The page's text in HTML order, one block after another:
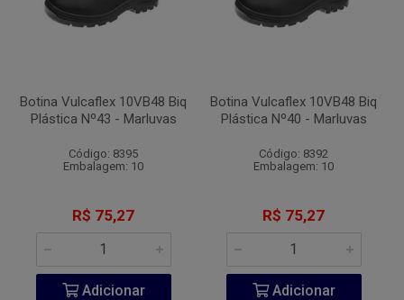
Botina Vulcaflex 10VB48 Biq
Plástica Nº43 - Marluvas
Código: 8395
Embalagem: 10
R$ 75,27
Adicionar
Botina Vulcaflex 10VB48 Biq
Plástica Nº40 - Marluvas
Código: 8392
Embalagem: 10
R$ 75,27
Adicionar